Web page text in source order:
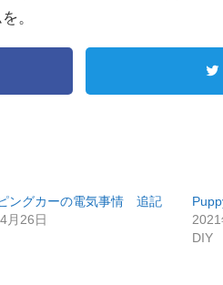
。
ングカーの電気事情 追記
月26日
DIY